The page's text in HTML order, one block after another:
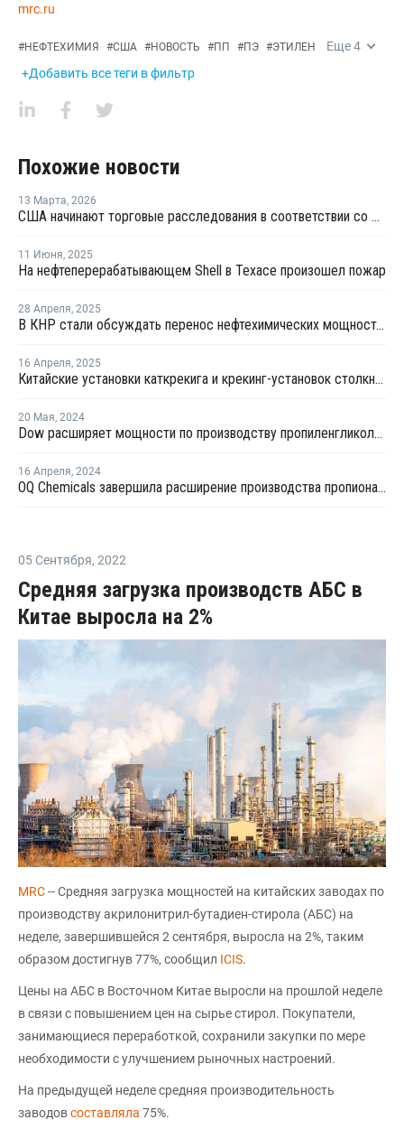
mrc.ru
#НЕФТЕХИМИЯ #США #НОВОСТЬ #ПП #ПЭ #ЭТИЛЕН Еще4
+Добавить все теги в фильтр
Похожие новости
13 Марта, 2026
США начинают торговые расследования в соответствии со статьей 301 в отношении 16 стран, включая ЕС и Китай
11 Июня, 2025
На нефтеперерабатывающем Shell в Техасе произошел пожар
28 Апреля, 2025
В КНР стали обсуждать перенос нефтехимических мощностей в США из-за пошлин
16 Апреля, 2025
Китайские установки каткрекига и крекинг-установок столкнулись нехваткой сырья после ответных пошлин
20 Мая, 2024
Dow расширяет мощности по производству пропиленгликоля в Таиланде
16 Апреля, 2024
OQ Chemicals завершила расширение производства пропиональдегида в США
05 Сентября, 2022
Средняя загрузка производств АБС в
Китае выросла на 2%
MRC-- Средняя загрузка мощностей на китайских заводах по
производству акрилонитрил-бутадиен-стирола (АБС) на
неделе, завершившейся 2 сентября, выросла на 2%, таким
образом достигнув 77%, сообщил ICIS.
Цены на АБС в Восточном Китае выросли на прошлой неделе
в связи с повышением цен на сырье стирол. Покупатели,
занимающиеся переработкой, сохранили закупки по мере
необходимости с улучшением рыночных настроений.
На предыдущей неделе средняя производительность
заводовсоставляла 75%.